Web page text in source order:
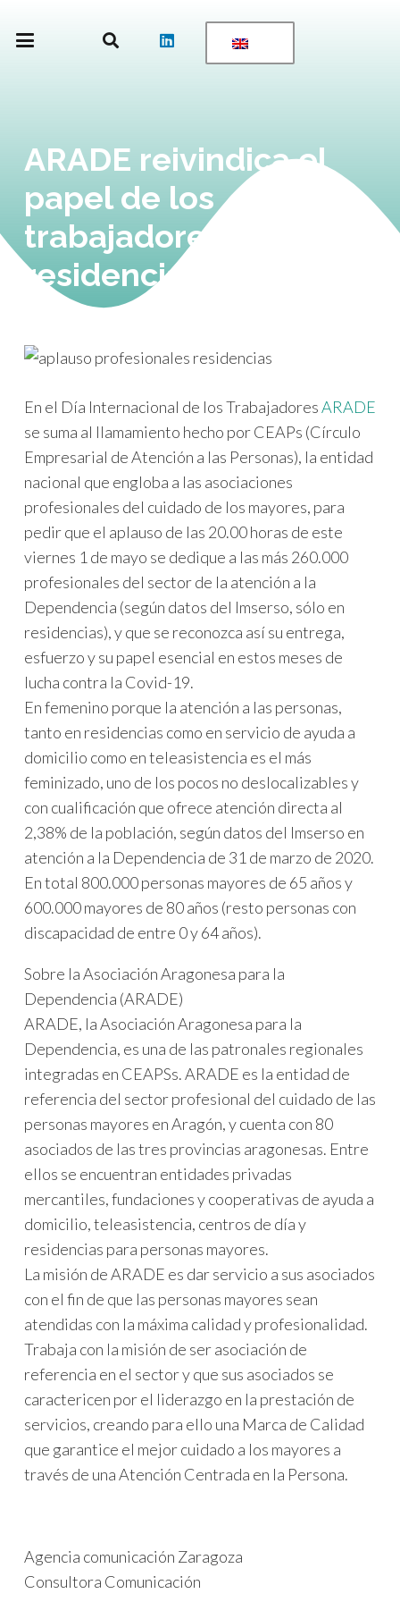
ARADE reivindica el
papel de los
trabajadores de
residencias
En el Día Internacional de los TrabajadoresARADE
se suma al llamamiento hecho por CEAPs (Círculo
Empresarial de Atención a las Personas), la entidad
nacional que engloba a las asociaciones
profesionales del cuidado de los mayores, para
pedir que el aplauso de las 20.00 horas de este
viernes 1 de mayo se dedique a las más 260.000
profesionales del sector de la atención a la
Dependencia (según datos del Imserso, sólo en
residencias), y que se reconozca así su entrega,
esfuerzo y su papel esencial en estos meses de
lucha contra la Covid-19.
En femenino porque la atención a las personas,
tanto en residencias como en servicio de ayuda a
domicilio como en teleasistencia es el más
feminizado, uno de los pocos no deslocalizables y
con cualificación que ofrece atención directa al
2,38% de la población, según datos del Imserso en
atención a la Dependencia de 31 de marzo de 2020.
En total 800.000 personas mayores de 65 años y
600.000 mayores de 80 años (resto personas con
discapacidad de entre 0 y 64 años).
Sobre la Asociación Aragonesa para la
Dependencia (ARADE)
ARADE, la Asociación Aragonesa para la
Dependencia, es una de las patronales regionales
integradas en CEAPSs. ARADE es la entidad de
referencia del sector profesional del cuidado de las
personas mayores en Aragón, y cuenta con 80
asociados de las tres provincias aragonesas. Entre
ellos se encuentran entidades privadas
mercantiles, fundaciones y cooperativas de ayuda a
domicilio, teleasistencia, centros de día y
residencias para personas mayores.
La misión de ARADE es dar servicio a sus asociados
con el fin de que las personas mayores sean
atendidas con la máxima calidad y profesionalidad.
Trabaja con la misión de ser asociación de
referencia en el sector y que sus asociados se
caractericen por el liderazgo en la prestación de
servicios, creando para ello una Marca de Calidad
que garantice el mejor cuidado a los mayores a
través de una Atención Centrada en la Persona.
Agencia comunicación Zaragoza
Consultora Comunicación
PROYECTOS EUROPEOS
COMUNICACIÓN INSTITUCIONAL